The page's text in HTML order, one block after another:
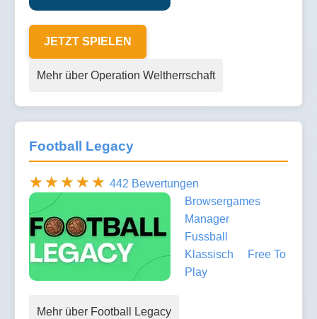
JETZT SPIELEN
Mehr über Operation Weltherrschaft
Football Legacy
442 Bewertungen
Browsergames
Manager
Fussball
Klassisch
Free To
Play
Mehr über Football Legacy